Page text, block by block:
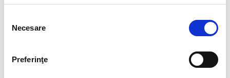
consimțământului
Necesare
Preferinţe
Ordonanta nr. 137 din anul 2000, privind prevenirea si
sanctionarea tuturor formelor de discriminare a fost
republicata, in temeiul art. II din OUG nr. 19/2013
MO Partea I nr. 166 din 07.03.2014, dandu-se textelor o
noua numerotare.